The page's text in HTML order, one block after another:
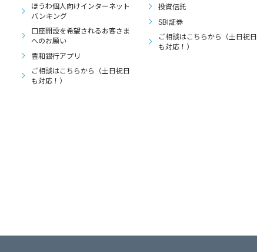
ほうわ個人向けインターネット
バンキング
口座開設を希望されるお客さま
へのお願い
豊和銀行アプリ
ご相談はこちらから（土日祝日
も対応！）
投資信託
SBI証券
ご相談はこちらから（土日祝日
も対応！）